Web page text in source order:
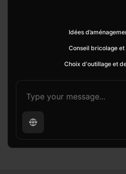
Idées
Conseil bricolage
Choix d'outillage et